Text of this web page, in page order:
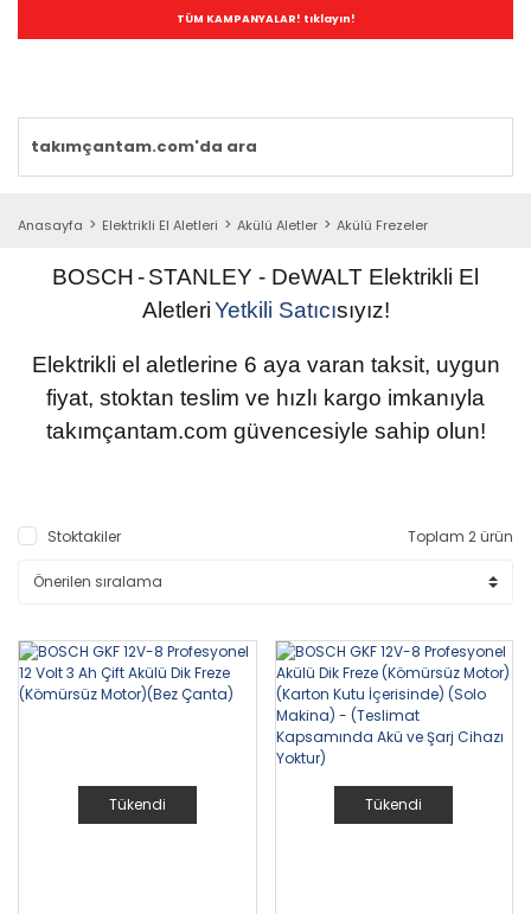
TÜM KAMPANYALAR! tıklayın!
Anasayfa Elektrikli El Aletleri Akülü Aletler Akülü Frezeler
BOSCH-STANLEY - DeWALT Elektrikli El
AletleriYetkili Satıcısıyız!
Elektrikli el aletlerine 6 aya varan taksit, uygun
fiyat, stoktan teslim ve hızlı kargo imkanıyla
takımçantam.com güvencesiyle sahip olun!
Stoktakiler Toplam 2 ürün
Tükendi Tükendi